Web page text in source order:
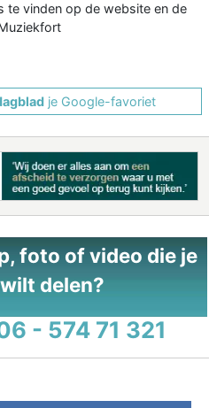
te vinden op de website en de
je Google-favoriet
foto of video die je
delen?
- 574 71 321